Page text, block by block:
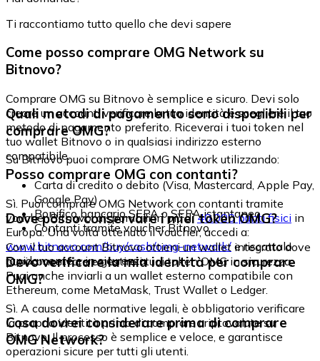
Ti raccontiamo tutto quello che devi sapere
Come posso comprare OMG Network su
Bitnovo?
Comprare OMG su Bitnovo è semplice e sicuro. Devi solo
creare un account, verificare la tua identità e scegliere il tuo
metodo di pagamento preferito. Riceverai i tuoi token nel
tuo wallet Bitnovo o in qualsiasi indirizzo esterno
compatibile.
Quali metodi di pagamento sono disponibili per
comprare OMG?
Su Bitnovo puoi comprare OMG Network utilizzando:
Carta di credito o debito (Visa, Mastercard, Apple Pay,
Google Pay)
Bonifico bancario SEPA o SEPA istantaneo
Contanti tramite voucher Bitnovo
Posso comprare OMG con contanti?
Sì. Puoi comprare OMG Network con contanti tramite
voucher Bitnovo, disponibili in più di40.000 punti fisici in
Europa. Una volta ottenuto il voucher, accedi a:
www.bitnovo.com/buy/cash/omg-network/ e riscattalo
rapidamente e in sicurezza.
Dove posso conservare i miei token OMG?
Con il tuo account Bitnovo ottieni un wallet integrato dove
puoi conservare e gestire i tuoi token OMG in sicurezza.
Puoi anche inviarli a un wallet esterno compatibile con
Ethereum, come MetaMask, Trust Wallet o Ledger.
Devo verificare la mia identità per comprare
OMG?
Sì. A causa delle normative legali, è obbligatorio verificare
la propria identità prima di comprare criptovalute su
Bitnovo. Il processo è semplice e veloce, e garantisce
operazioni sicure per tutti gli utenti.
Cosa dovrei considerare prima di comprare
OMG Network?